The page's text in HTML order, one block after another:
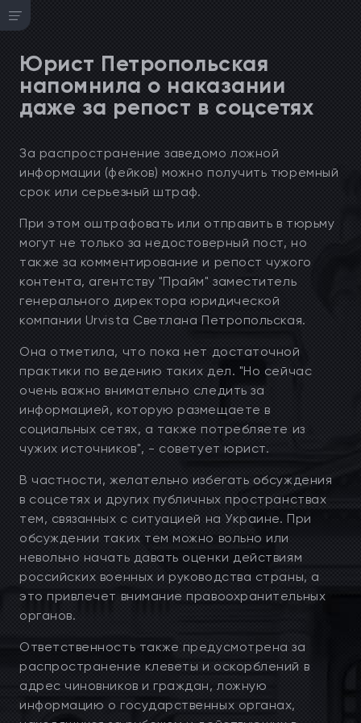
Юрист Петропольская
напомнила о наказании
даже за репост в соцсетях
За распространение заведомо ложной
информации (фейков) можно получить тюремный
срок или серьезный штраф.
При этом оштрафовать или отправить в тюрьму
могут не только за недостоверный пост, но
также за комментирование и репост чужого
контента, агентству "Прайм" заместитель
генерального директора юридической
компании Urvista Светлана Петропольская.
Она отметила, что пока нет достаточной
практики по ведению таких дел. "Но сейчас
очень важно внимательно следить за
информацией, которую размещаете в
социальных сетях, а также потребляете из
чужих источников", - советует юрист.
В частности, желательно избегать обсуждения
в соцсетях и других публичных пространствах
тем, связанных с ситуацией на Украине. При
обсуждении таких тем можно вольно или
невольно начать давать оценки действиям
российских военных и руководства страны, а
это привлечет внимание правоохранительных
органов.
Ответственность также предусмотрена за
распространение клеветы и оскорблений в
адрес чиновников и граждан, ложную
информацию о государственных органах,